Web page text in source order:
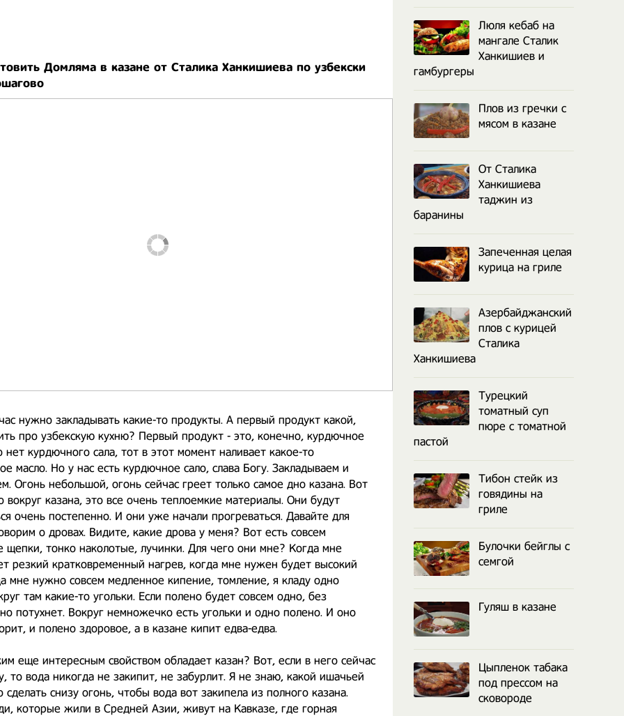
Домляма в казане от Сталика Ханкишиева по узбекски
нужно закладывать какие-то продукты. А первый продукт какой,
про узбекскую кухню? Первый продукт - это, конечно, курдючное
нет курдючного сала, тот в этот момент наливает какое-то
масло. Но у нас есть курдючное сало, слава Богу. Закладываем и
Огонь небольшой, огонь сейчас греет только самое дно казана. Вот
вокруг казана, это все очень теплоемкие материалы. Они будут
очень постепенно. И они уже начали прогреваться. Давайте для
о дровах. Видите, какие дрова у меня? Вот есть совсем
щепки, тонко наколотые, лучинки. Для чего они мне? Когда мне
резкий кратковременный нагрев, когда мне нужен будет высокий
мне нужно совсем медленное кипение, томление, я кладу одно
там какие-то угольки. Если полено будет совсем одно, без
потухнет. Вокруг немножечко есть угольки и одно полено. И оно
и полено здоровое, а в казане кипит едва-едва.
еще интересным свойством обладает казан? Вот, если в него сейчас
то вода никогда не закипит, не забурлит. Я не знаю, какой ишачьей
снизу огонь, чтобы вода вот закипела из полного казана.
которые жили в Средней Азии, живут на Кавказе, где горная
Люля кебаб на
мангале Сталик
Ханкишиев и
гамбургеры
Плов из гречки с
мясом в казане
От Сталика
Ханкишиева
таджин из
баранины
Запеченная целая
курица на гриле
Азербайджанский
плов с курицей
Сталика
Ханкишиева
Турецкий
томатный суп
пюре с томатной
пастой
Тибон стейк из
говядины на
гриле
Булочки бейглы с
семгой
Гуляш в казане
Цыпленок табака
под прессом на
сковороде